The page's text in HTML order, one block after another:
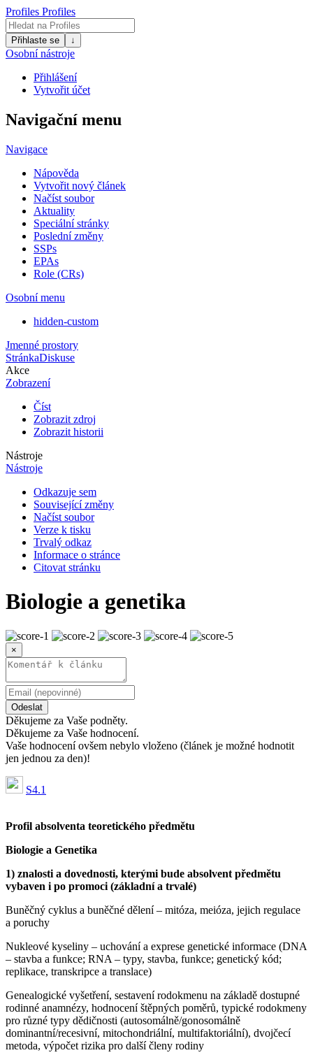
Profiles Profiles
Přihlaste se ↓
Osobní nástroje
Přihlášení
Vytvořit účet
Navigační menu
Navigace
Nápověda
Vytvořit nový článek
Načíst soubor
Aktuality
Speciální stránky
Poslední změny
SSPs
EPAs
Role (CRs)
Osobní menu
hidden-custom
Jmenné prostory
StránkaDiskuse
Akce
Zobrazení
Číst
Zobrazit zdroj
Zobrazit historii
Nástroje
Nástroje
Odkazuje sem
Související změny
Načíst soubor
Verze k tisku
Trvalý odkaz
Informace o stránce
Citovat stránku
Biologie a genetika
×
Odeslat
Děkujeme za Vaše podněty.
Děkujeme za Vaše hodnocení.
Vaše hodnocení ovšem nebylo vloženo (článek je možné hodnotit
jen jednou za den)!
S4.1
Profil absolventa teoretického předmětu
Biologie a Genetika
1) znalosti a dovednosti, kterými bude absolvent předmětu
vybaven i po promoci (základní a trvalé)
Buněčný cyklus a buněčné dělení – mitóza, meióza, jejich regulace
a poruchy
Nukleové kyseliny – uchování a exprese genetické informace (DNA
– stavba a funkce; RNA – typy, stavba, funkce; genetický kód;
replikace, transkripce a translace)
Genealogické vyšetření, sestavení rodokmenu na základě dostupné
rodinné anamnézy, hodnocení štěpných poměrů, typické rodokmeny
pro různé typy dědičnosti (autosomálně/gonosomálně
dominantní/recesivní, mitochondriální, multifaktoriální), dvojčecí
metoda, výpočet rizika pro další členy rodiny